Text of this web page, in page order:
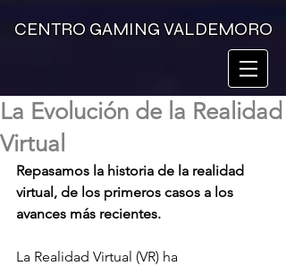
CENTRO GAMING VALDEMORO
La Evolución de la Realidad
Virtual
Repasamos la historia de la realidad
virtual, de los primeros casos a los
avances más recientes.
La Realidad Virtual (VR) ha